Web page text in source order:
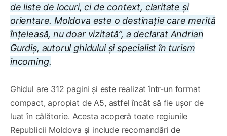
de liste de locuri, ci de context, claritate și
orientare. Moldova este o destinație care merită
înțeleasă, nu doar vizitată”, a declarat Andrian
Gurdiș, autorul ghidului și specialist în turism
incoming.
Ghidul are 312 pagini și este realizat într-un format
compact, apropiat de A5, astfel încât să fie ușor de
luat în călătorie. Acesta acoperă toate regiunile
Republicii Moldova și include recomandări de